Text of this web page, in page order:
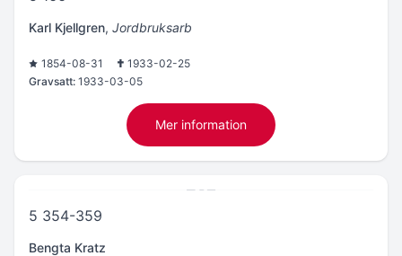
Karl Kjellgren, Jordbruksarb
1854-08-31
1933-02-25
Gravsatt: 1933-03-05
Mer information
5 354-359
Bengta Kratz